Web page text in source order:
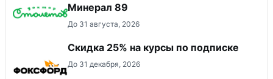
Минерал 89
До 31 августа, 2026
Скидка 25% на курсы по подписке
До 31 декабря, 2026